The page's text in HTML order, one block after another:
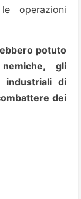
operazioni
potuto
gli
di
dei